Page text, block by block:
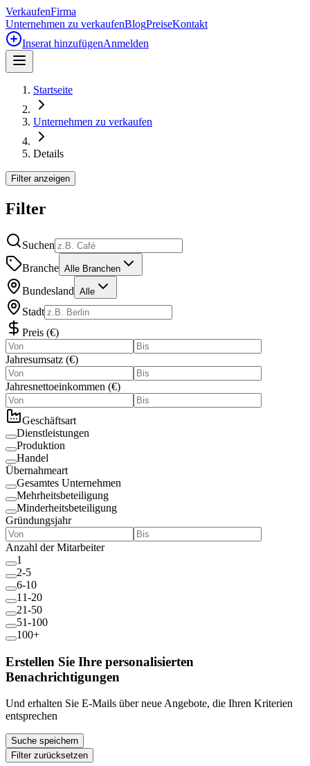
VerkaufenFirma
Unternehmen zu verkaufenBlogPreiseKontakt
Inserat hinzufügenAnmelden
Startseite
Unternehmen zu verkaufen
Details
Filter anzeigen
Filter
Suchen
Branche Alle Branchen
Bundesland Alle
Stadt
Preis (€)
Jahresumsatz (€)
Jahresnettoeinkommen (€)
Geschäftsart
Dienstleistungen
Produktion
Handel
Übernahmeart
Gesamtes Unternehmen
Mehrheitsbeteiligung
Minderheitsbeteiligung
Gründungsjahr
Anzahl der Mitarbeiter
1
2-5
6-10
11-20
21-50
51-100
100+
Erstellen Sie Ihre personalisierten
Benachrichtigungen
Und erhalten Sie E-Mails über neue Angebote, die Ihren Kriterien
entsprechen
Suche speichern
Filter zurücksetzen